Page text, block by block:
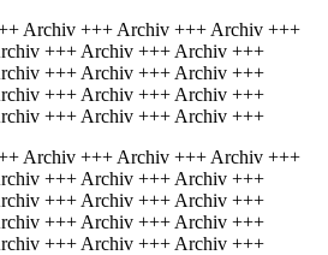
Archiv +++ Archiv +++ Archiv +++
+++ Archiv +++ Archiv +++
+++ Archiv +++ Archiv +++
+++ Archiv +++ Archiv +++
+++ Archiv +++ Archiv +++
Archiv +++ Archiv +++ Archiv +++
+++ Archiv +++ Archiv +++
+++ Archiv +++ Archiv +++
+++ Archiv +++ Archiv +++
+++ Archiv +++ Archiv +++